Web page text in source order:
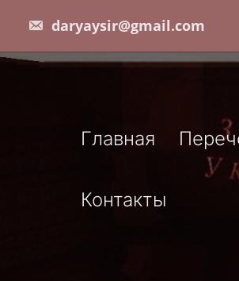
content
daryaysir@gmail.com
Главная
Контакты